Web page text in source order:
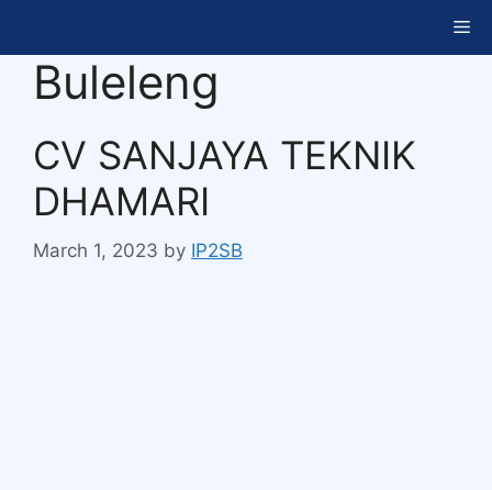
Buleleng
CV SANJAYA TEKNIK
DHAMARI
March 1, 2023 by IP2SB